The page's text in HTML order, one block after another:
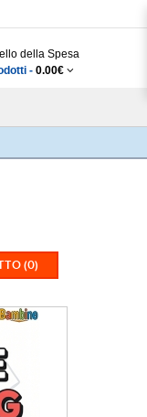
della Spesa
- 0.00€
(0)